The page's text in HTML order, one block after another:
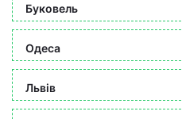
Буковель
Одеса
Львів